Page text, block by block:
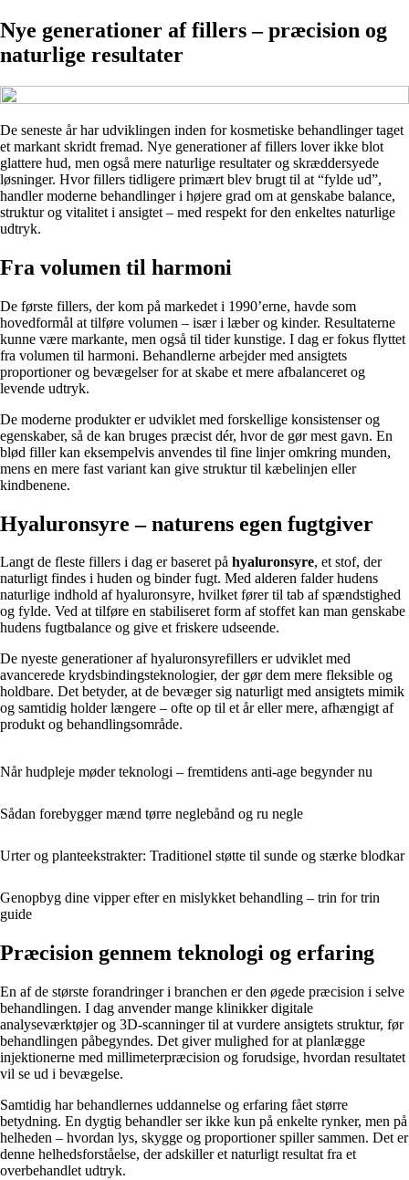
Nye generationer af fillers – præcision og
naturlige resultater
De seneste år har udviklingen inden for kosmetiske behandlinger taget
et markant skridt fremad. Nye generationer af fillers lover ikke blot
glattere hud, men også mere naturlige resultater og skræddersyede
løsninger. Hvor fillers tidligere primært blev brugt til at “fylde ud”,
handler moderne behandlinger i højere grad om at genskabe balance,
struktur og vitalitet i ansigtet – med respekt for den enkeltes naturlige
udtryk.
Fra volumen til harmoni
De første fillers, der kom på markedet i 1990’erne, havde som
hovedformål at tilføre volumen – især i læber og kinder. Resultaterne
kunne være markante, men også til tider kunstige. I dag er fokus flyttet
fra volumen til harmoni. Behandlerne arbejder med ansigtets
proportioner og bevægelser for at skabe et mere afbalanceret og
levende udtryk.
De moderne produkter er udviklet med forskellige konsistenser og
egenskaber, så de kan bruges præcist dér, hvor de gør mest gavn. En
blød filler kan eksempelvis anvendes til fine linjer omkring munden,
mens en mere fast variant kan give struktur til kæbelinjen eller
kindbenene.
Hyaluronsyre – naturens egen fugtgiver
Langt de fleste fillers i dag er baseret på hyaluronsyre, et stof, der
naturligt findes i huden og binder fugt. Med alderen falder hudens
naturlige indhold af hyaluronsyre, hvilket fører til tab af spændstighed
og fylde. Ved at tilføre en stabiliseret form af stoffet kan man genskabe
hudens fugtbalance og give et friskere udseende.
De nyeste generationer af hyaluronsyrefillers er udviklet med
avancerede krydsbindingsteknologier, der gør dem mere fleksible og
holdbare. Det betyder, at de bevæger sig naturligt med ansigtets mimik
og samtidig holder længere – ofte op til et år eller mere, afhængigt af
produkt og behandlingsområde.
Når hudpleje møder teknologi – fremtidens anti-age begynder nu
Sådan forebygger mænd tørre neglebånd og ru negle
Urter og planteekstrakter: Traditionel støtte til sunde og stærke blodkar
Genopbyg dine vipper efter en mislykket behandling – trin for trin
guide
Præcision gennem teknologi og erfaring
En af de største forandringer i branchen er den øgede præcision i selve
behandlingen. I dag anvender mange klinikker digitale
analyseværktøjer og 3D-scanninger til at vurdere ansigtets struktur, før
behandlingen påbegyndes. Det giver mulighed for at planlægge
injektionerne med millimeterpræcision og forudsige, hvordan resultatet
vil se ud i bevægelse.
Samtidig har behandlernes uddannelse og erfaring fået større
betydning. En dygtig behandler ser ikke kun på enkelte rynker, men på
helheden – hvordan lys, skygge og proportioner spiller sammen. Det er
denne helhedsforståelse, der adskiller et naturligt resultat fra et
overbehandlet udtryk.